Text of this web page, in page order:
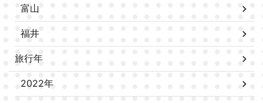
富山
福井
旅行年
2022年